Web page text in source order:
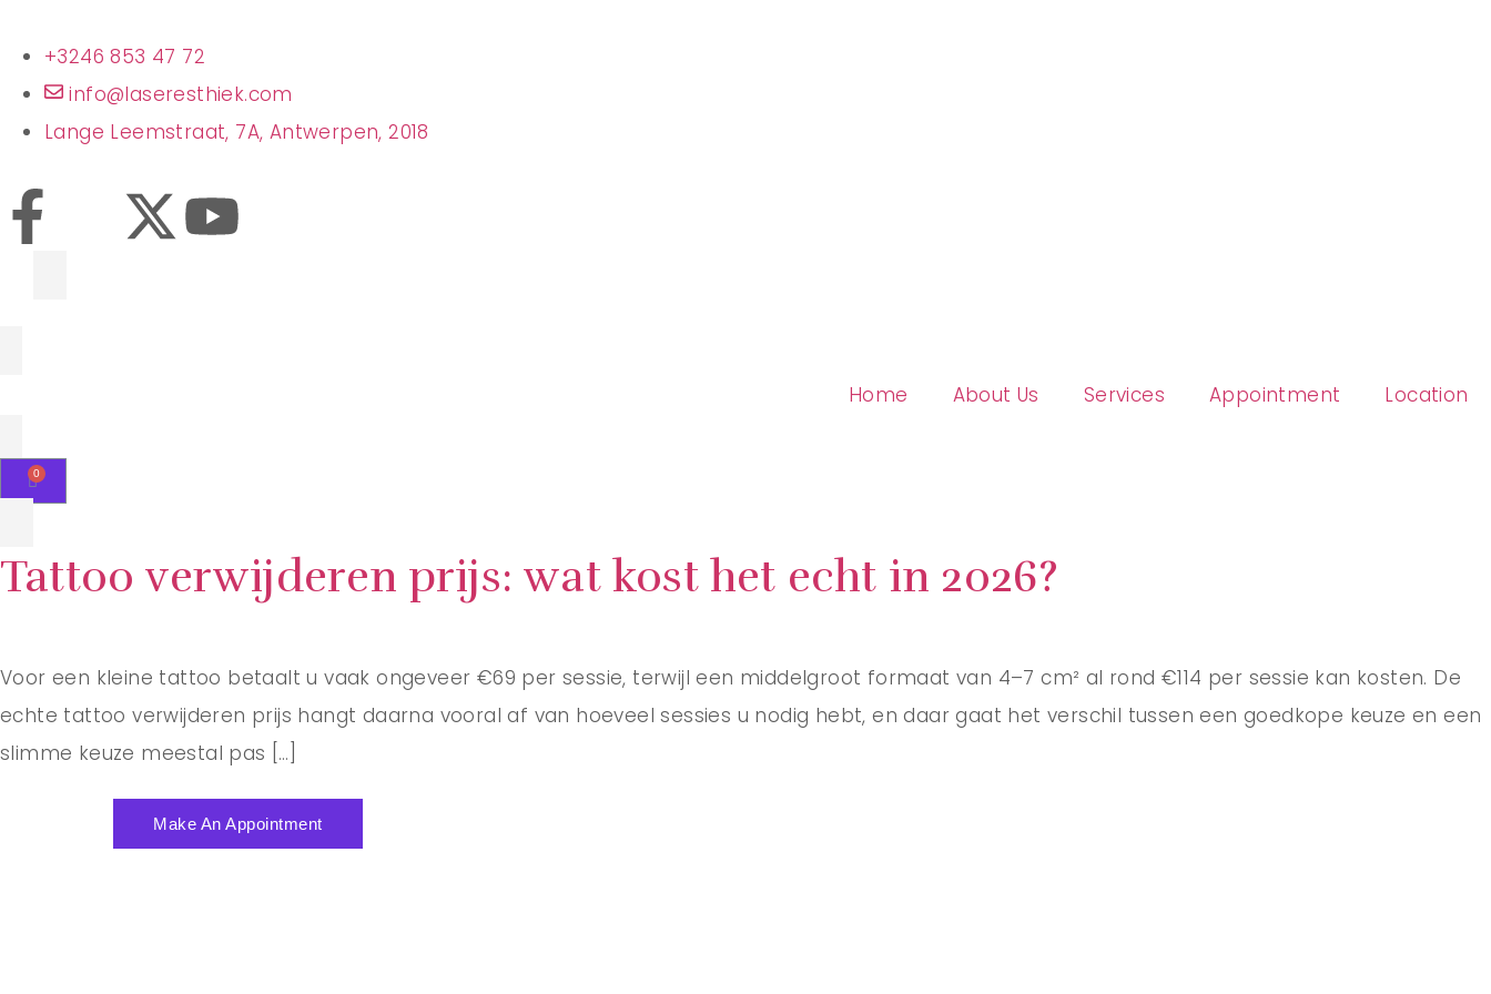
+3246 853 47 72
info@laseresthiek.com
Lange Leemstraat, 7A, Antwerpen, 2018
Home About Us Services Appointment Location
Tattoo verwijderen prijs: wat kost het echt in 2026?
Voor een kleine tattoo betaalt u vaak ongeveer €69 per sessie, terwijl een middelgroot formaat van 4–7 cm² al rond €114 per sessie kan kosten. De
echte tattoo verwijderen prijs hangt daarna vooral af van hoeveel sessies u nodig hebt, en daar gaat het verschil tussen een goedkope keuze en een
slimme keuze meestal pas […]
Make An Appointment